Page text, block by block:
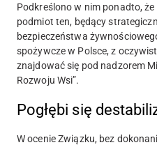
Podkreślono w nim ponadto, że
podmiot ten, będący
bezpieczeństwa
spożywcze w Polsce, z
znajdować się pod nadzorem
Rozwoju Wsi”.
Pogłębi się
W ocenie Związku, bez